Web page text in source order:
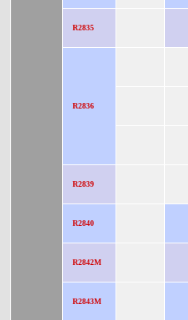
R2835
R2836
R2839
R2840
R2842M
R2843M